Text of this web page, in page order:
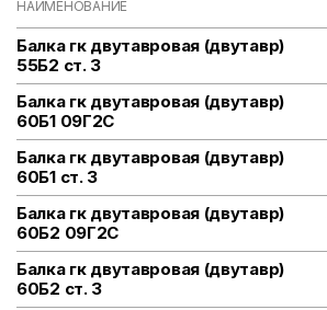
НАИМЕНОВАНИЕ
Балка гк двутавровая (двутавр)
55Б2 ст. 3
Балка гк двутавровая (двутавр)
60Б1 09Г2С
Балка гк двутавровая (двутавр)
60Б1 ст. 3
Балка гк двутавровая (двутавр)
60Б2 09Г2С
Балка гк двутавровая (двутавр)
60Б2 ст. 3